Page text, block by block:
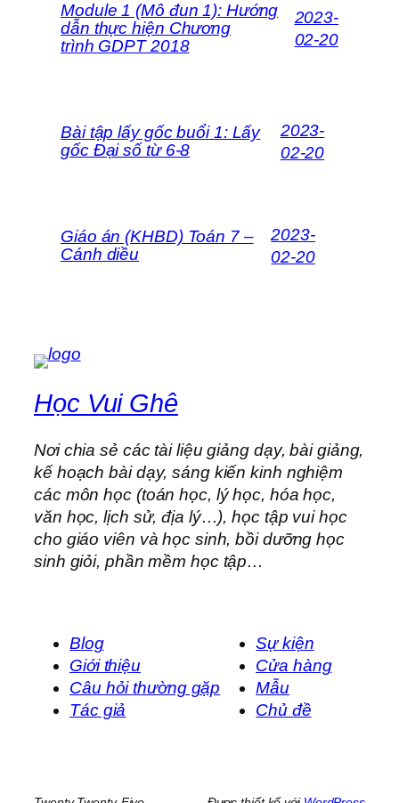
Module 1 (Mô đun 1): Hướng
dẫn thực hiện Chương
trình GDPT 2018
2023-
02-20
Bài tập lấy gốc buổi 1: Lấy
gốc Đại số từ 6-8
2023-
02-20
Giáo án (KHBD) Toán 7 –
Cánh diều
2023-
02-20
Học Vui Ghê
Nơi chia sẻ các tài liệu giảng dạy, bài giảng,
kế hoạch bài dạy, sáng kiến kinh nghiệm
các môn học (toán học, lý học, hóa học,
văn học, lịch sử, địa lý…), học tập vui học
cho giáo viên và học sinh, bồi dưỡng học
sinh giỏi, phần mềm học tập…
Blog
Giới thiệu
Câu hỏi thường gặp
Tác giả
Sự kiện
Cửa hàng
Mẫu
Chủ đề